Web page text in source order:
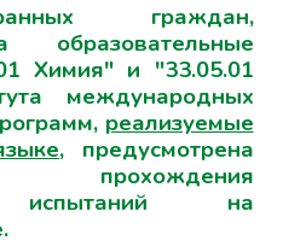
граждан,
Химия" и "33.05.01
международных
реализуемые
, предусмотрена
прохождения
испытаний на